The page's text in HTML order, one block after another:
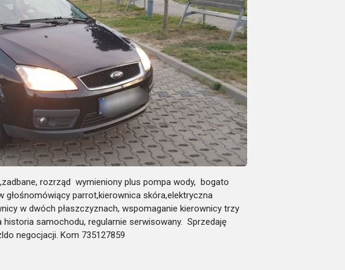
rozrząd wymieniony plus pompa wody, bogato
głośnomówiący parrot,kierownica skóra,elektryczna
w dwóch płaszczyznach, wspomaganie kierownicy trzy
historia samochodu, regularnie serwisowany. Sprzedaję
negocjacji. Kom 735127859